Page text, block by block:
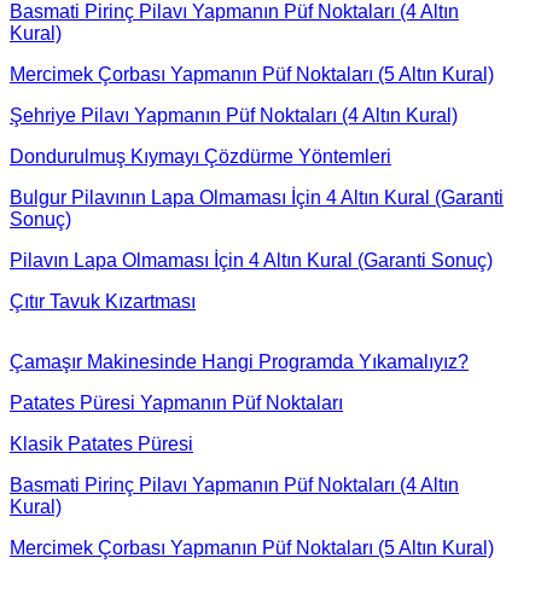
Basmati Pirinç Pilavı Yapmanın Püf Noktaları (4 Altın
Kural)
Mercimek Çorbası Yapmanın Püf Noktaları (5 Altın Kural)
Şehriye Pilavı Yapmanın Püf Noktaları (4 Altın Kural)
Dondurulmuş Kıymayı Çözdürme Yöntemleri
Bulgur Pilavının Lapa Olmaması İçin 4 Altın Kural (Garanti
Sonuç)
Pilavın Lapa Olmaması İçin 4 Altın Kural (Garanti Sonuç)
Çıtır Tavuk Kızartması
Çamaşır Makinesinde Hangi Programda Yıkamalıyız?
Patates Püresi Yapmanın Püf Noktaları
Klasik Patates Püresi
Basmati Pirinç Pilavı Yapmanın Püf Noktaları (4 Altın
Kural)
Mercimek Çorbası Yapmanın Püf Noktaları (5 Altın Kural)